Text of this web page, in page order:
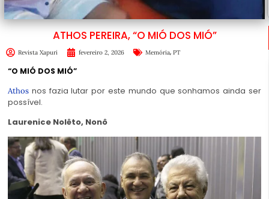
ATHOS PEREIRA, “O MIÓ DOS MIÓ”
Revista Xapuri fevereiro 2, 2026 Memória, PT
“O MIÓ DOS MIÓ”
Athos nos fazia lutar por este mundo que sonhamos ainda ser
possível.
Laurenice Nolêto, Nonô